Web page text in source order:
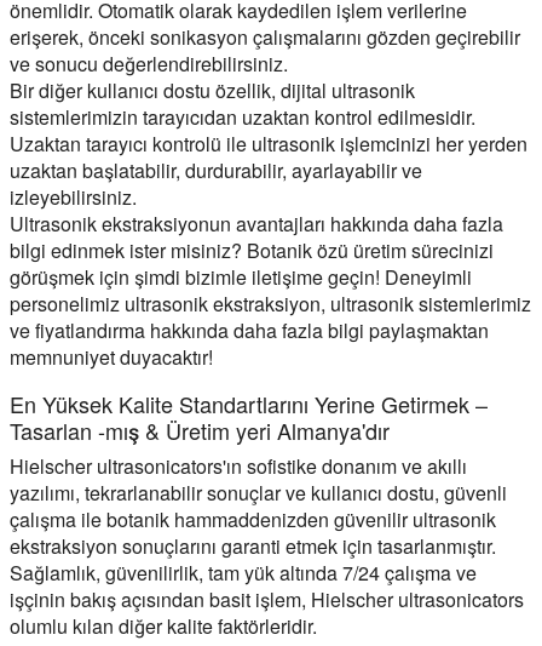
önemlidir. Otomatik olarak kaydedilen işlem verilerine
erişerek, önceki sonikasyon çalışmalarını gözden geçirebilir
ve sonucu değerlendirebilirsiniz.
Bir diğer kullanıcı dostu özellik, dijital ultrasonik
sistemlerimizin tarayıcıdan uzaktan kontrol edilmesidir.
Uzaktan tarayıcı kontrolü ile ultrasonik işlemcinizi her yerden
uzaktan başlatabilir, durdurabilir, ayarlayabilir ve
izleyebilirsiniz.
Ultrasonik ekstraksiyonun avantajları hakkında daha fazla
bilgi edinmek ister misiniz? Botanik özü üretim sürecinizi
görüşmek için şimdi bizimle iletişime geçin! Deneyimli
personelimiz ultrasonik ekstraksiyon, ultrasonik sistemlerimiz
ve fiyatlandırma hakkında daha fazla bilgi paylaşmaktan
memnuniyet duyacaktır!
En Yüksek Kalite Standartlarını Yerine Getirmek –
Tasarlan -mış & Üretim yeri Almanya'dır
Hielscher ultrasonicators'ın sofistike donanım ve akıllı
yazılımı, tekrarlanabilir sonuçlar ve kullanıcı dostu, güvenli
çalışma ile botanik hammaddenizden güvenilir ultrasonik
ekstraksiyon sonuçlarını garanti etmek için tasarlanmıştır.
Sağlamlık, güvenilirlik, tam yük altında 7/24 çalışma ve
işçinin bakış açısından basit işlem, Hielscher ultrasonicators
olumlu kılan diğer kalite faktörleridir.